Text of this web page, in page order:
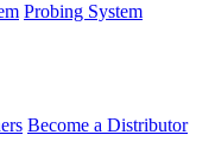
Probing System
Become a Distributor